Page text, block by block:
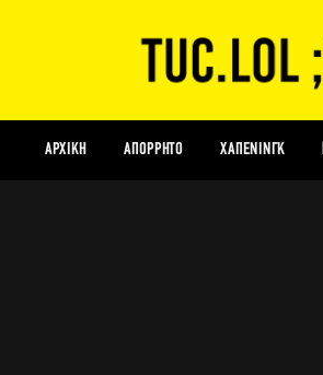
ΑΡΧΙΚΗ Απόρρητο Χάπενινγκ